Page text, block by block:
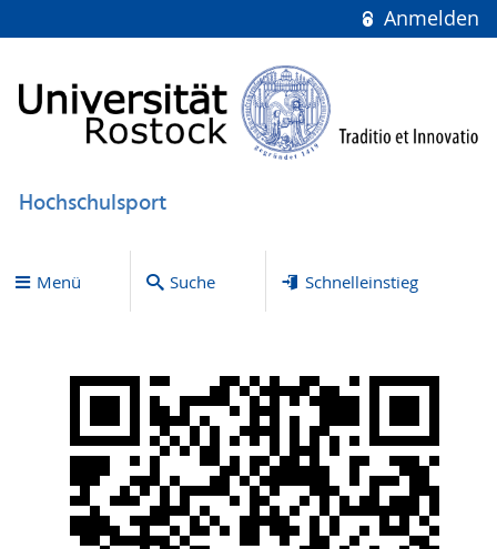
Anmelden
Hochschulsport
Menü Suche Schnelleinstieg